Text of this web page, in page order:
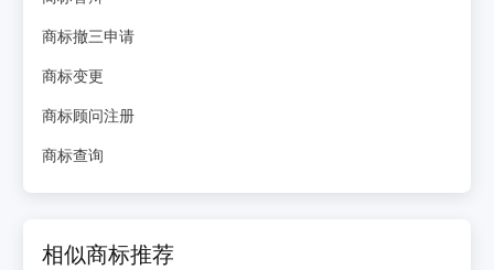
商标撤三申请
商标变更
商标顾问注册
商标查询
相似商标推荐